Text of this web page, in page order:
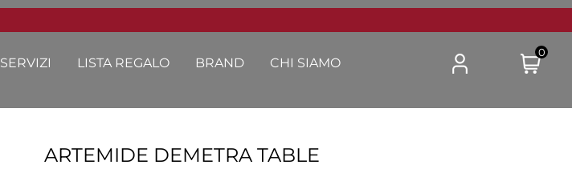
SERVIZI LISTA REGALO BRAND CHI SIAMO
0
ARTEMIDE DEMETRA TABLE